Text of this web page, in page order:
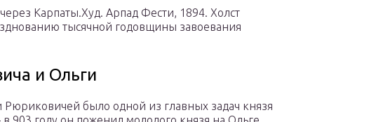
Карпаты.Худ. Арпад Фести, 1894. Холст
тысячной годовщины завоевания
и Ольги
было одной из главных задач князя